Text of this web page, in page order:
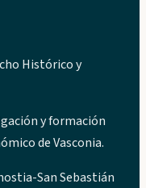
Histórico y
y formación
de Vasconia.
San Sebastián